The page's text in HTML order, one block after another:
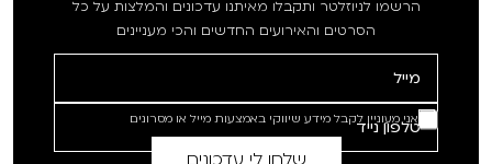
הרשמו לניוזלטר ותקבלו מאיתנו עדכונים והמלצות על כל
הסרטים והאירועים החדשים והכי מעניינים
אני מעוניין לקבל מידע שיווקי באמצעות מייל או מסרונים